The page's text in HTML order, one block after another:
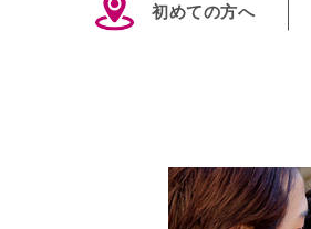
初めての方へ